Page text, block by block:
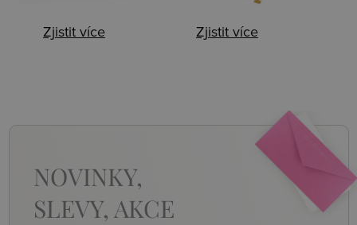
Zjistit více Zjistit více
NOVINKY,
SLEVY, AKCE